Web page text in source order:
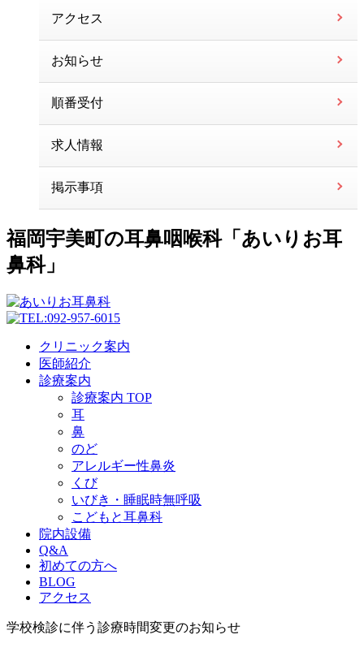
アクセス
お知らせ
順番受付
求人情報
掲示事項
福岡宇美町の耳鼻咽喉科「あいりお耳
鼻科」
クリニック案内
医師紹介
診療案内
診療案内 TOP
耳
鼻
のど
アレルギー性鼻炎
くび
いびき・睡眠時無呼吸
こどもと耳鼻科
院内設備
Q&A
初めての方へ
BLOG
アクセス
学校検診に伴う診療時間変更のお知らせ